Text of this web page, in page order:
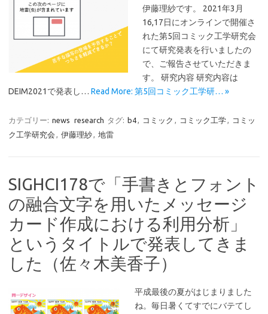
伊藤理紗です。 2021年3月
16,17日にオンラインで開催さ
れた第5回コミック工学研究会
にて研究発表を行いましたの
で、ご報告させていただきま
す。 研究内容 研究内容は
DEIM2021で発表し… Read More: 第5回コミック工学研… »
カテゴリー: news research タグ: b4, コミック , コミック工学, コミッ
ク工学研究会 , 伊藤理紗, 地雷
SIGHCI178で「手書きとフォント
の融合文字を用いたメッセージ
カード作成における利用分析」
というタイトルで発表してきま
した（佐々木美香子）
平成最後の夏がはじまりました
ね。毎日暑くてすでにバテてし